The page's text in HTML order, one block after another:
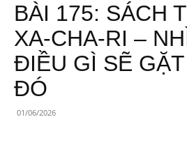
BÀI 175: SÁCH
XA-CHA-RI –
ĐIỀU GÌ SẼ
ĐÓ
01/06/2026